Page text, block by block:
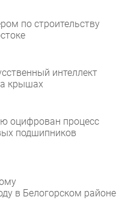
по строительству
интеллект
крышах
оцифрован процесс
подшипников
в Белогорском районе